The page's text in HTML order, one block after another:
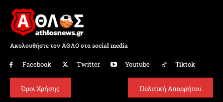
Ακολουθήστε τον ΑΘΛΟ στα social media
Facebook Twitter Youtube Tiktok
Όροι Χρήσης Πολιτική Απορρήτου